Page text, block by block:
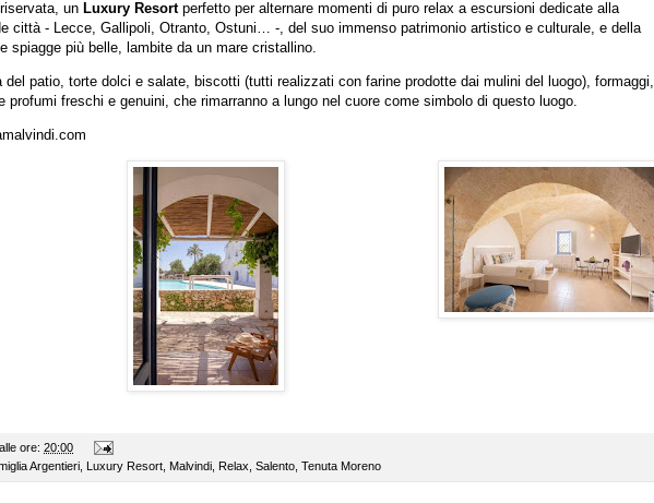
un Luxury Resortperfetto per alternare momenti di puro relax a escursioni dedicate alla
città - Lecce, Gallipoli, Otranto, Ostuni… -, del suo immenso patrimonio artistico e culturale, e della
spiagge più belle, lambite da un mare cristallino.
del patio, torte dolci e salate, biscotti (tutti realizzati con farine prodotte dai mulini del luogo), formaggi,
freschi e genuini, che rimarranno a lungo nel cuore come simbolo di questo luogo.
alle ore: 20:00
Argentieri Luxury Resort Malvindi Relax Salento Tenuta Moreno